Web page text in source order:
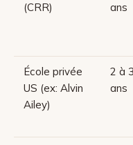
(CRR)
ans
École privée
US (ex: Alvin
Ailey)
2 à 3
ans